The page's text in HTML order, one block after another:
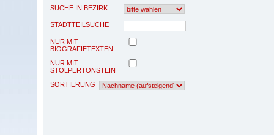
SUCHE IN BEZIRK
STADTTEILSUCHE
NUR MIT
BIOGRAFIETEXTEN
NUR MIT
STOLPERTONSTEIN
SORTIERUNG